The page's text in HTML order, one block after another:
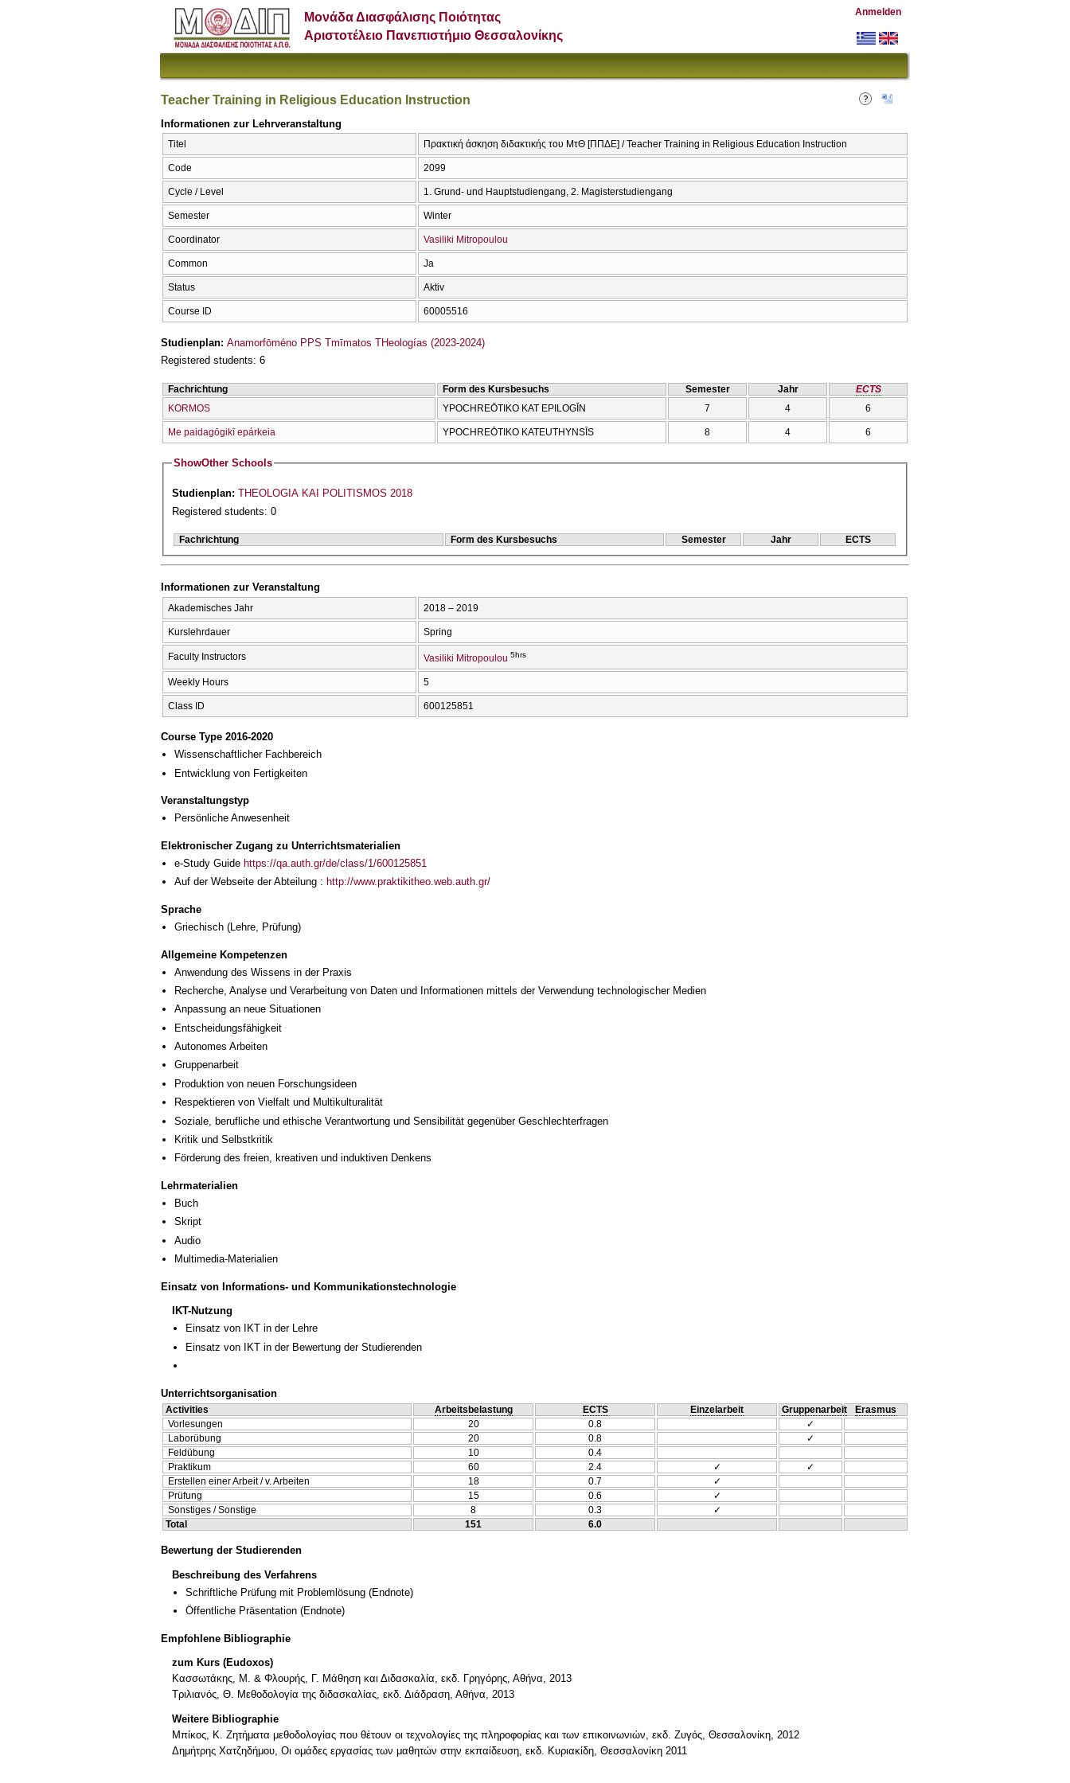
Μονάδα Διασφάλισης Ποιότητας
Αριστοτέλειο Πανεπιστήμιο Θεσσαλονίκης
Anmelden
Teacher Training in Religious Education Instruction
Informationen zur Lehrveranstaltung
Titel Πρακτική άσκηση διδακτικής του ΜτΘ [ΠΠΔΕ] / Teacher Training in Religious Education Instruction
Code 2099
Cycle / Level 1. Grund- und Hauptstudiengang, 2. Magisterstudiengang
Semester Winter
Coordinator Vasiliki Mitropoulou
Common Ja
Status Aktiv
Course ID 60005516
Studienplan: Anamorfōméno PPS Tmīmatos THeologías (2023-2024)
Registered students: 6
Fachrichtung Form des Kursbesuchs Semester Jahr
ECTS
KORMOS
YPOCΗREŌTIKO KAT EPILOGĪN 7 4 6
Me paidagōgikī epárkeia YPOCΗREŌTIKO KATEUTHYNSĪS 8 4 6
ShowOther Schools
Studienplan:THEOLOGIA KAI POLITISMOS 2018
Registered students: 0
Fachrichtung Form des Kursbesuchs Semester Jahr ECTS
Informationen zur Veranstaltung
Akademisches Jahr 2018 – 2019
Kurslehrdauer Spring
Faculty Instructors Vasiliki Mitropoulou 5hrs
Weekly Hours 5
Class ID 600125851
Course Type 2016-2020
Wissenschaftlicher Fachbereich
Entwicklung von Fertigkeiten
Veranstaltungstyp
Persönliche Anwesenheit
Elektronischer Zugang zu Unterrichtsmaterialien
e-Study Guide https://qa.auth.gr/de/class/1/600125851
Auf der Webseite der Abteilung : http://www.praktikitheo.web.auth.gr/
Sprache
Griechisch (Lehre, Prüfung)
Allgemeine Kompetenzen
Anwendung des Wissens in der Praxis
Recherche, Analyse und Verarbeitung von Daten und Informationen mittels der Verwendung technologischer Medien
Anpassung an neue Situationen
Entscheidungsfähigkeit
Autonomes Arbeiten
Gruppenarbeit
Produktion von neuen Forschungsideen
Respektieren von Vielfalt und Multikulturalität
Soziale, berufliche und ethische Verantwortung und Sensibilität gegenüber Geschlechterfragen
Kritik und Selbstkritik
Förderung des freien, kreativen und induktiven Denkens
Lehrmaterialien
Buch
Skript
Audio
Multimedia-Materialien
Einsatz von Informations- und Kommunikationstechnologie
IKT-Nutzung
Einsatz von IKT in der Lehre
Einsatz von IKT in der Bewertung der Studierenden
Unterrichtsorganisation
Activities Arbeitsbelastung ECTS Einzelarbeit Gruppenarbeit
Erasmus
Vorlesungen
20 0.8
✓
Laborübung
20 0.8
✓
Feldübung
10
0.4
Praktikum
60 2.4 ✓
✓
Erstellen einer Arbeit / v. Arbeiten
18 0.7
✓
Prüfung
15 0.6
✓
Sonstiges / Sonstige
8 0.3
✓
Total
151 6.0
Bewertung der Studierenden
Beschreibung des Verfahrens
Schriftliche Prüfung mit Problemlösung (Endnote)
Öffentliche Präsentation (Endnote)
Empfohlene Bibliographie
zum Kurs (Eudoxos)
Κασσωτάκης, Μ. & Φλουρής, Γ. Μάθηση και Διδασκαλία, εκδ. Γρηγόρης, Αθήνα, 2013
Τριλιανός, Θ. Μεθοδολογία της διδασκαλίας, εκδ. Διάδραση, Αθήνα, 2013
Weitere Bibliographie
Μπίκος, Κ. Ζητήματα μεθοδολογίας που θέτουν οι τεχνολογίες της πληροφορίας και των επικοινωνιών, εκδ. Ζυγός, Θεσσαλονίκη, 2012
Δημήτρης Χατζηδήμου, Οι ομάδες εργασίας των μαθητών στην εκπαίδευση, εκδ. Κυριακίδη, Θεσσαλονίκη 2011